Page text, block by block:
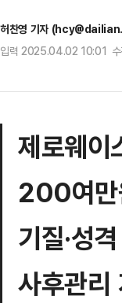
허찬영 기자
입력 2025.04.02 10:01
제로웨
200여만
기질·성
사후관리